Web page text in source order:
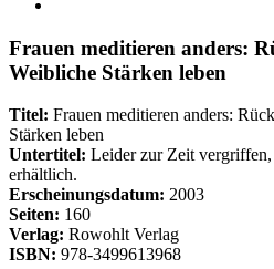
Frauen meditieren anders:
Weibliche Stärken leben
Titel: Frauen meditieren anders:
Stärken leben
Untertitel: Leider zur Zeit
erhältlich.
Erscheinungsdatum: 2003
Seiten: 160
Verlag: Rowohlt Verlag
ISBN: 978-3499613968